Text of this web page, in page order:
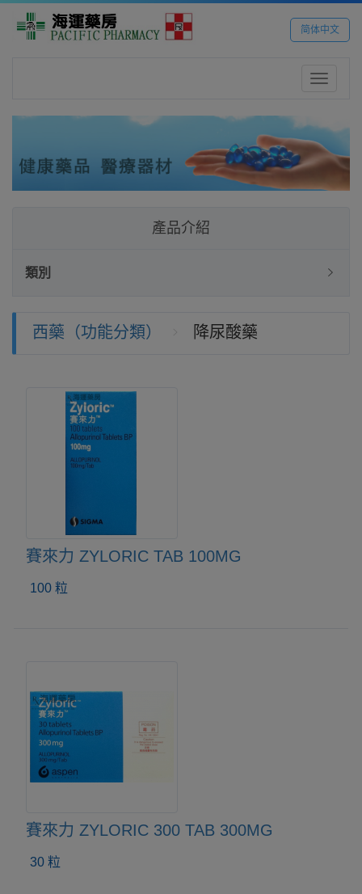
简体中文
Toggle
產品介紹
類別
西藥（功能分類） 降尿酸藥
賽來力 ZYLORIC TAB 100MG
100 粒
賽來力 ZYLORIC 300 TAB 300MG
30 粒